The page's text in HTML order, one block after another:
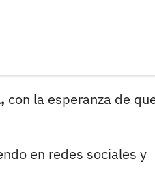
con la esperanza de
en redes sociales y